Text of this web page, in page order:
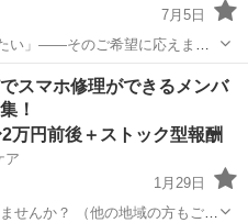
7月5日
い」——そのご希望に応えます
業が評価されます🎨 完全在
集
スマホ修理ができるメンバ
！
万円前後＋ストック型報酬
ア
1月29日
せんか？ （他の地域の方もご相